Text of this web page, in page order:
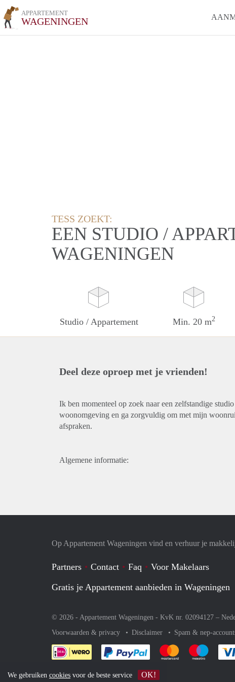
APPARTEMENT
WAGENINGEN
TESS ZOEKT:
EEN STUDIO /
WAGENINGEN
Studio / Appartement Min. 20 m2
Deel deze oproep met je vrienden!
Ik ben momenteel op zoek naar een zelfstandige
woonomgeving en ga zorgvuldig om met mijn
afspraken.
Algemene informatie:
Op Appartement Wageningen vind en verhuur je
Partners Contact Faq
Voor Makelaars
Gratis je Appartement aanbieden in Wageningen
© 2026 - Appartement Wageningen - KvK nr. 02094127 –
Voorwaarden & privacy
Disclaimer Spam & nep-
Je rekent gemakkelijk af met
Je rekent Je
We gebruiken cookies voor de beste service OK!